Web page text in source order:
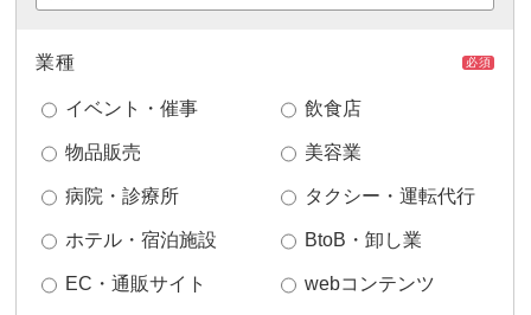
業種 必須
イベント・催事 飲食店
物品販売 美容業
病院・診療所 タクシー・運転代行
ホテル・宿泊施設 BtoB・卸し業
EC・通販サイト webコンテンツ